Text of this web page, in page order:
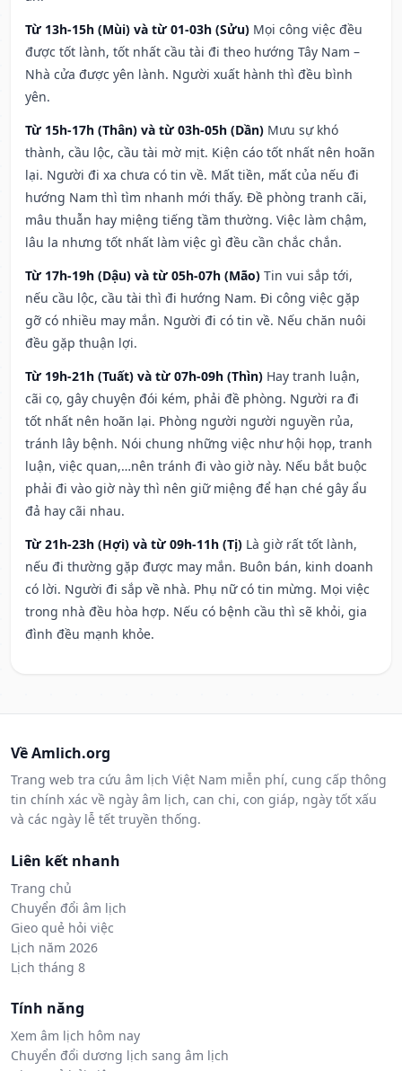
Từ 13h-15h (Mùi) và từ 01-03h (Sửu) Mọi công việc đều
được tốt lành, tốt nhất cầu tài đi theo hướng Tây Nam –
Nhà cửa được yên lành. Người xuất hành thì đều bình
yên.
Từ 15h-17h (Thân) và từ 03h-05h (Dần) Mưu sự khó
thành, cầu lộc, cầu tài mờ mịt. Kiện cáo tốt nhất nên hoãn
lại. Người đi xa chưa có tin về. Mất tiền, mất của nếu đi
hướng Nam thì tìm nhanh mới thấy. Đề phòng tranh cãi,
mâu thuẫn hay miệng tiếng tầm thường. Việc làm chậm,
lâu la nhưng tốt nhất làm việc gì đều cần chắc chắn.
Từ 17h-19h (Dậu) và từ 05h-07h (Mão) Tin vui sắp tới,
nếu cầu lộc, cầu tài thì đi hướng Nam. Đi công việc gặp
gỡ có nhiều may mắn. Người đi có tin về. Nếu chăn nuôi
đều gặp thuận lợi.
Từ 19h-21h (Tuất) và từ 07h-09h (Thìn) Hay tranh luận,
cãi cọ, gây chuyện đói kém, phải đề phòng. Người ra đi
tốt nhất nên hoãn lại. Phòng người người nguyền rủa,
tránh lây bệnh. Nói chung những việc như hội họp, tranh
luận, việc quan,…nên tránh đi vào giờ này. Nếu bắt buộc
phải đi vào giờ này thì nên giữ miệng để hạn ché gây ẩu
đả hay cãi nhau.
Từ 21h-23h (Hợi) và từ 09h-11h (Tị) Là giờ rất tốt lành,
nếu đi thường gặp được may mắn. Buôn bán, kinh doanh
có lời. Người đi sắp về nhà. Phụ nữ có tin mừng. Mọi việc
trong nhà đều hòa hợp. Nếu có bệnh cầu thì sẽ khỏi, gia
đình đều mạnh khỏe.
Về Amlich.org
Trang web tra cứu âm lịch Việt Nam miễn phí, cung cấp thông
tin chính xác về ngày âm lịch, can chi, con giáp, ngày tốt xấu
và các ngày lễ tết truyền thống.
Liên kết nhanh
Trang chủ
Chuyển đổi âm lịch
Gieo quẻ hỏi việc
Lịch năm 2026
Lịch tháng 8
Tính năng
Xem âm lịch hôm nay
Chuyển đổi dương lịch sang âm lịch